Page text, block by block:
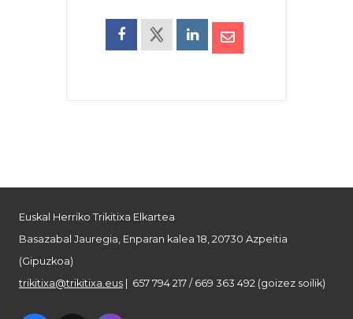
Euskal Herriko Trikitixa Elkartea
Basazabal Jauregia, Enparan kalea 18, 20730 Azpeitia
(Gipuzkoa)
trikitixa@trikitixa.eus | 657 794 217 / 669 363 492 (goizez soilik)